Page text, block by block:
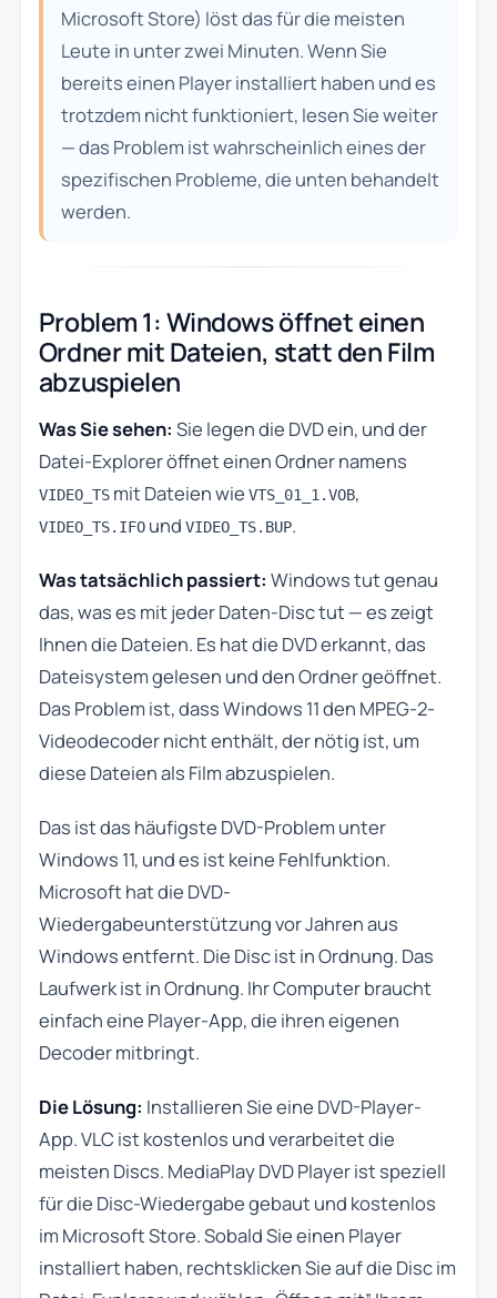
Microsoft Store) löst das für die meisten
Leute in unter zwei Minuten. Wenn Sie
bereits einen Player installiert haben und es
trotzdem nicht funktioniert, lesen Sie weiter
— das Problem ist wahrscheinlich eines der
spezifischen Probleme, die unten behandelt
werden.
Problem 1: Windows öffnet einen
Ordner mit Dateien, statt den Film
abzuspielen
Was Sie sehen: Sie legen die DVD ein, und der
Datei-Explorer öffnet einen Ordner namens
VIDEO_TSmit Dateien wie VTS_01_1.VOB,
VIDEO_TS.IFOund VIDEO_TS.BUP.
Was tatsächlich passiert: Windows tut genau
das, was es mit jeder Daten-Disc tut — es zeigt
Ihnen die Dateien. Es hat die DVD erkannt, das
Dateisystem gelesen und den Ordner geöffnet.
Das Problem ist, dass Windows 11 den MPEG-2-
Videodecoder nicht enthält, der nötig ist, um
diese Dateien als Film abzuspielen.
Das ist das häufigste DVD-Problem unter
Windows 11, und es ist keine Fehlfunktion.
Microsoft hat die DVD-
Wiedergabeunterstützung vor Jahren aus
Windows entfernt. Die Disc ist in Ordnung. Das
Laufwerk ist in Ordnung. Ihr Computer braucht
einfach eine Player-App, die ihren eigenen
Decoder mitbringt.
Die Lösung: Installieren Sie eine DVD-Player-
App. VLC ist kostenlos und verarbeitet die
meisten Discs. MediaPlay DVD Player ist speziell
für die Disc-Wiedergabe gebaut und kostenlos
im Microsoft Store. Sobald Sie einen Player
installiert haben, rechtsklicken Sie auf die Disc im